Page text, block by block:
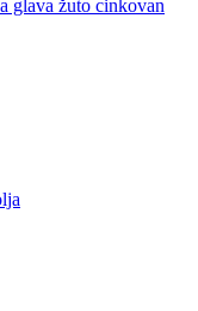
glava žuto cinkovan